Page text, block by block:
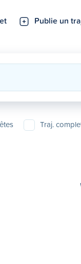
Publie un
Traj.